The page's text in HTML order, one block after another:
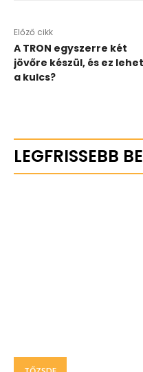
Előző cikk
A TRON egyszerre két
jövőre készül, és ez lehet
a kulcs?
LEGFRISSEBB